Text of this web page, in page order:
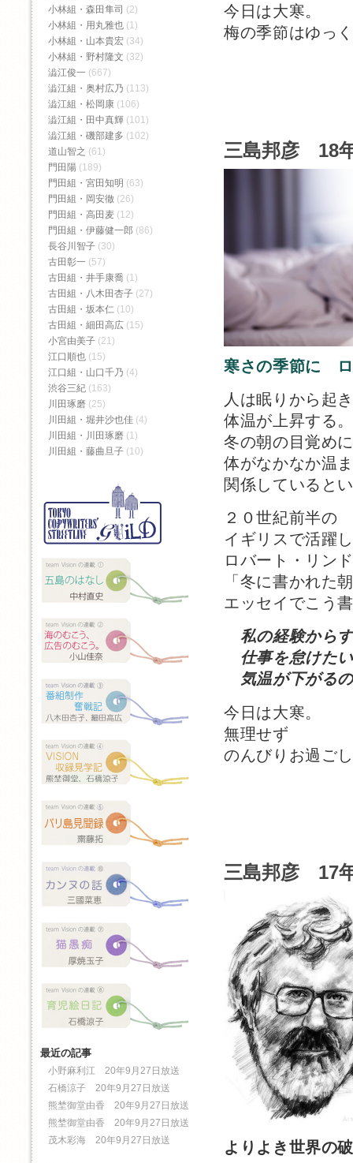
今日は大寒。
梅の季節はゆっ
三島邦彦 18
寒さの季節に
人は眠りから起
体温が上昇する
冬の朝の目覚め
体がなかなか温
関係していると
２０世紀前半の
イギリスで活躍
ロバート・リン
「冬に書かれた
エッセイでこう
私の経験から
仕事を怠けた
気温が下がる
今日は大寒。
無理せず
のんびりお過ご
三島邦彦 17
よりよき世界の
小林組・森田隼司 (2)
小林組・用丸雅也 (1)
小林組・山本貴宏 (34)
小林組・野村隆文 (32)
澁江俊一 (667)
澁江組・奥村広乃 (113)
澁江組・松岡康 (106)
澁江組・田中真輝 (101)
澁江組・磯部建多 (102)
道山智之 (61)
門田陽 (189)
門田組・宮田知明 (63)
門田組・岡安徹 (26)
門田組・高田麦 (12)
門田組・伊藤健一郎 (86)
長谷川智子 (30)
古田彰一 (57)
古田組・井手康喬 (1)
古田組・八木田杏子 (27)
古田組・坂本仁 (10)
古田組・細田高広 (15)
小宮由美子 (21)
江口順也 (15)
江口組・山口千乃 (4)
渋谷三紀 (163)
川田琢磨 (25)
川田組・堀井沙也佳 (4)
川田組・川田琢磨 (1)
川田組・藤曲旦子 (10)
最近の記事
小野麻利江 20年9月27日放送
石橋涼子 20年9月27日放送
熊埜御堂由香 20年9月27日放送
熊埜御堂由香 20年9月27日放送
茂木彩海 20年9月27日放送